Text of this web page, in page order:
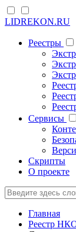
LIDREKON.RU
Реестры
Cервисы
Скрипты
О проекте
Главная
Реестр